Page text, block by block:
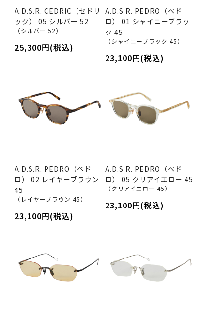
A.D.S.R. CEDRIC（セドリ
ック） 05 シルバー 52
（シルバー 52）
25,300円(税込)
A.D.S.R. PEDRO（ペド
ロ） 01 シャイニーブラッ
ク 45
（シャイニーブラック 45）
23,100円(税込)
A.D.S.R. PEDRO（ペド
ロ） 02 レイヤーブラウン
45
（レイヤーブラウン 45）
23,100円(税込)
A.D.S.R. PEDRO（ペド
ロ） 05 クリアイエロー 45
（クリアイエロー 45）
23,100円(税込)